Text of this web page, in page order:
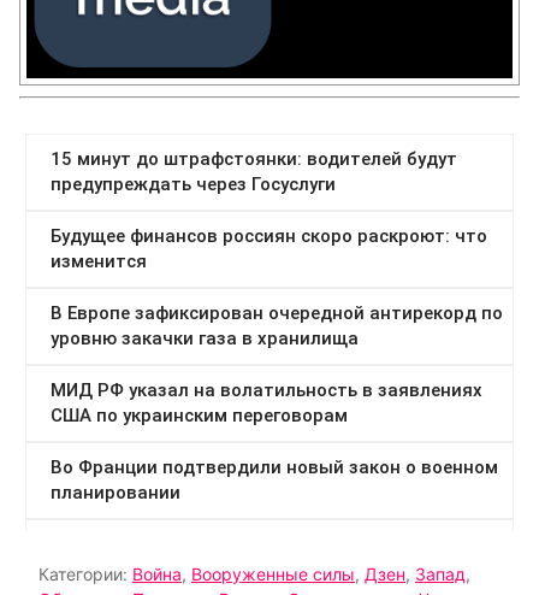
Категории: Война, Вооруженные силы, Дзен, Запад,